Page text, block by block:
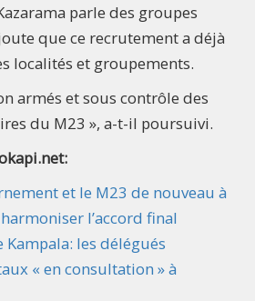
parle des groupes
que ce recrutement a déjà
localités et groupements.
armés et sous contrôle des
du M23 », a-t-il poursuivi.
et le M23 de nouveau à
l’accord final
les délégués
« en consultation » à